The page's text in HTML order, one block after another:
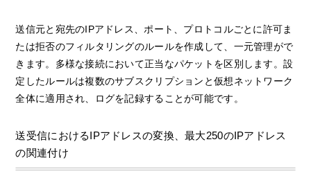
送信元と宛先のIPアドレス、ポート、プロトコルごとに許可ま
たは拒否のフィルタリングのルールを作成して、一元管理がで
きます。多様な接続において正当なパケットを区別します。設
定したルールは複数のサブスクリプションと仮想ネットワーク
全体に適用され、ログを記録することが可能です。
送受信におけるIPアドレスの変換、最大250のIPアドレス
の関連付け